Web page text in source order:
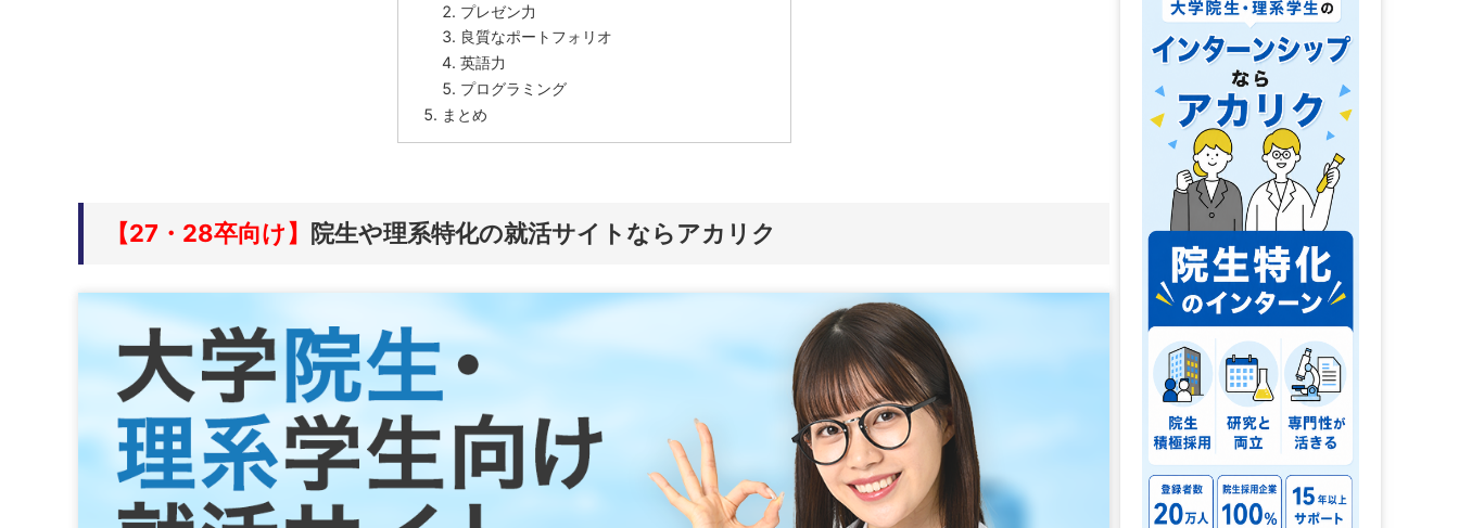
プレゼン力
良質なポートフォリオ
英語力
プログラミング
まとめ
【27・28卒向け】 院生や理系特化の就活サイトならアカリク